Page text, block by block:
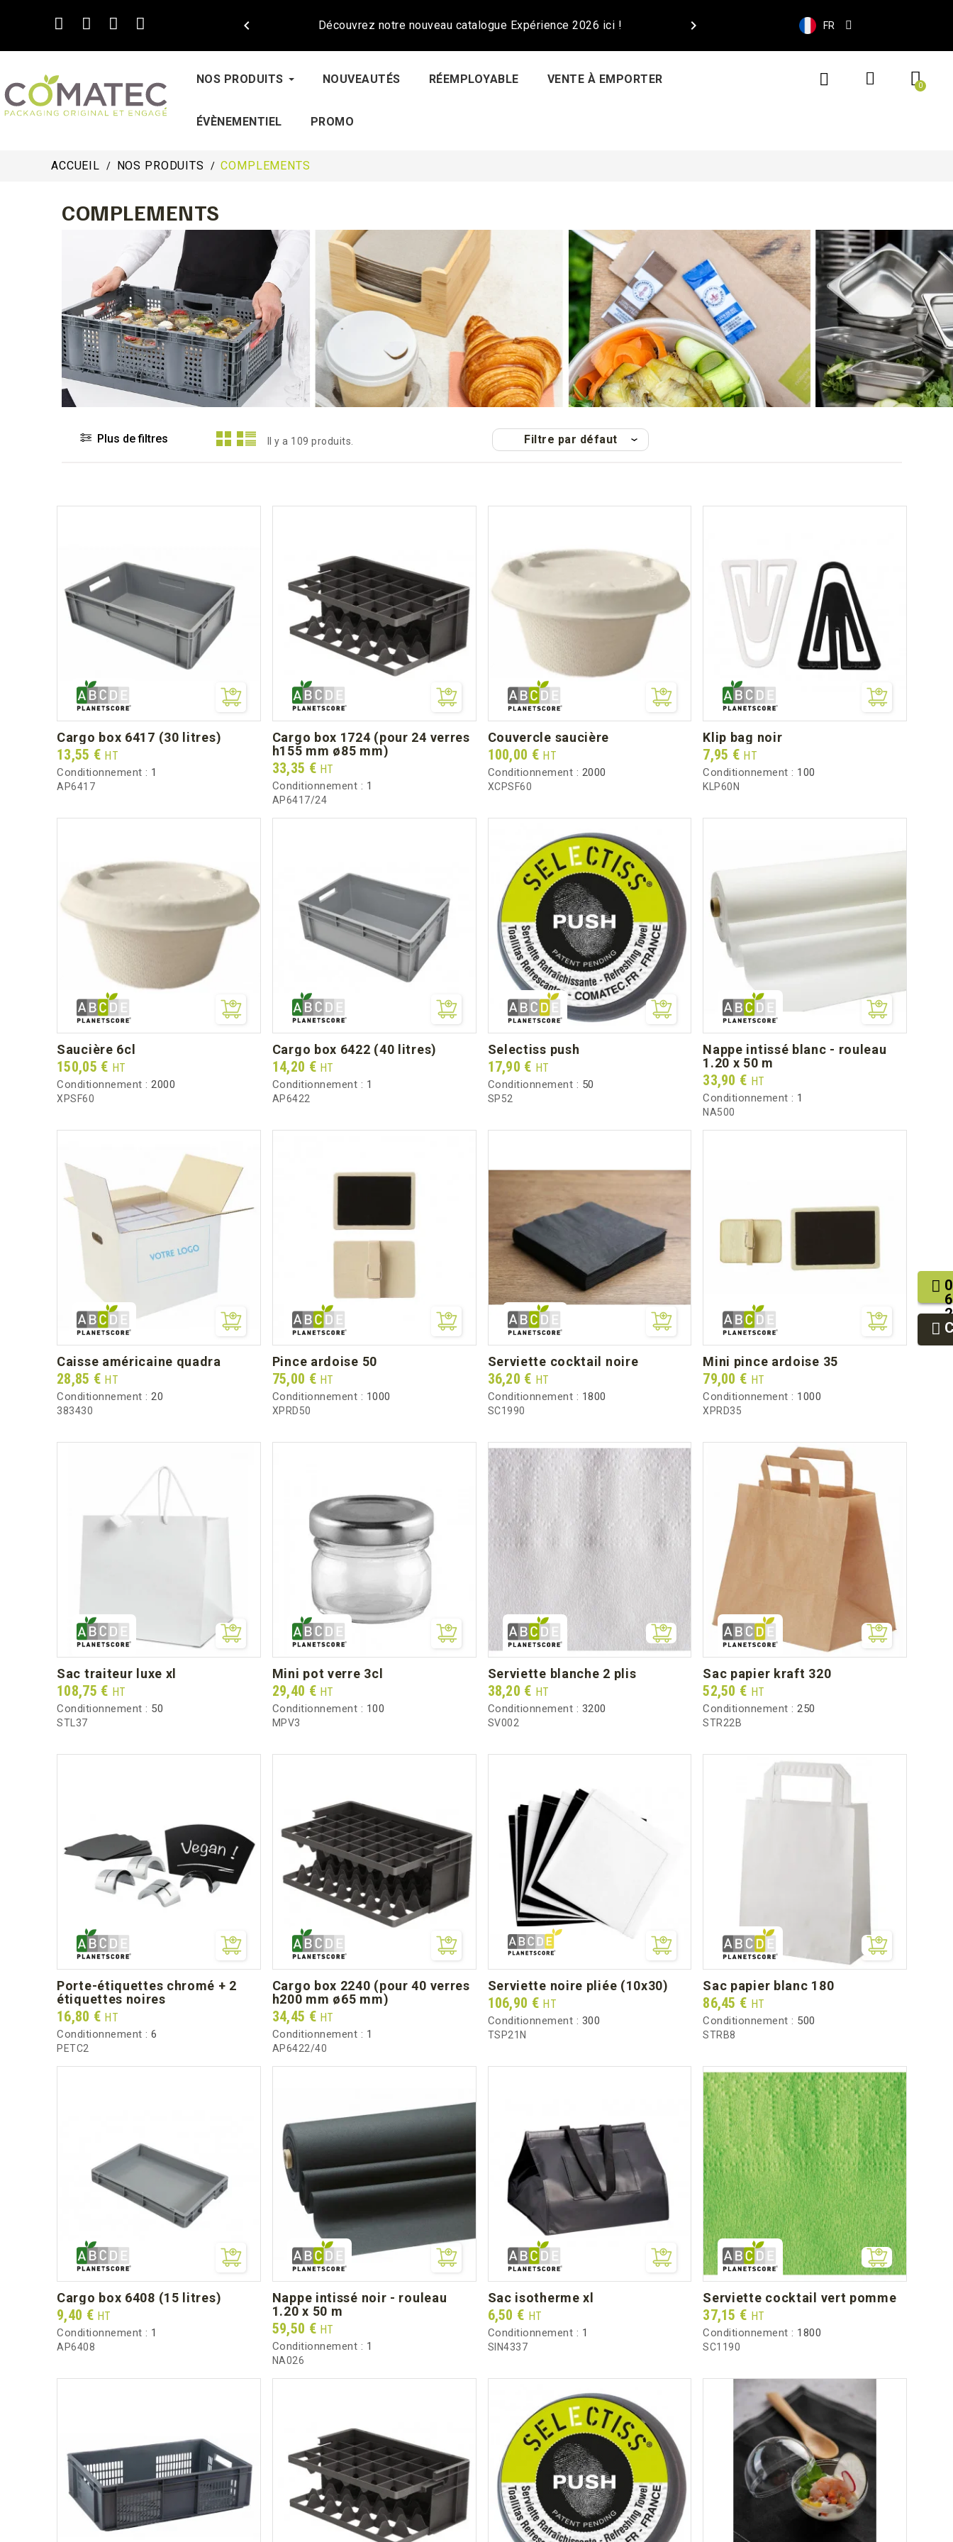
Découvrez notre nouveau catalogue Expérience 2026 ici !
  FR
NOS PRODUITS NOUVEAUTÉS RÉEMPLOYABLE VENTE À EMPORTER
ÉVÈNEMENTIEL PROMO
ACCUEIL NOS PRODUITS COMPLEMENTS
COMPLEMENTS
Plus de filtres Il y a 109 produits. Filtre par défaut
cargo box 6417 (30 litres)
Prix
13,55 € HT
Conditionnement : 1
AP6417
cargo box 1724 (pour 24 verres
h155 mm ø85 mm)
Prix
33,35 € HT
Conditionnement : 1
AP6417/24
couvercle saucière
Prix
100,00 € HT
Conditionnement : 2000
XCPSF60
klip bag noir
Prix
7,95 € HT
Conditionnement : 100
KLP60N
saucière 6cl
Prix
150,05 € HT
Conditionnement : 2000
XPSF60
cargo box 6422 (40 litres)
Prix
14,20 € HT
Conditionnement : 1
AP6422
selectiss push
Prix
17,90 € HT
Conditionnement : 50
SP52
nappe intissé blanc - rouleau
1.20 x 50 m
Prix
33,90 € HT
Conditionnement : 1
NA500
caisse américaine quadra
Prix
28,85 € HT
Conditionnement : 20
383430
pince ardoise 50
Prix
75,00 € HT
Conditionnement : 1000
XPRD50
serviette cocktail noire
Prix
36,20 € HT
Conditionnement : 1800
SC1990
mini pince ardoise 35
Prix
79,00 € HT
Conditionnement : 1000
XPRD35
sac traiteur luxe xl
Prix
108,75 € HT
Conditionnement : 50
STL37
mini pot verre 3cl
Prix
29,40 € HT
Conditionnement : 100
MPV3
serviette blanche 2 plis
Prix
38,20 € HT
Conditionnement : 3200
SV002
sac papier kraft 320
Prix
52,50 € HT
Conditionnement :250
STR22B
porte-étiquettes chromé + 2
étiquettes noires
Prix
16,80 € HT
Conditionnement : 6
PETC2
cargo box 2240 (pour 40 verres
h200 mm ø65 mm)
Prix
34,45 € HT
Conditionnement : 1
AP6422/40
serviette noire pliée (10x30)
Prix
106,90 € HT
Conditionnement : 300
TSP21N
sac papier blanc 180
Prix
86,45 € HT
Conditionnement : 500
STRB8
cargo box 6408 (15 litres)
Prix
9,40 € HT
Conditionnement : 1
AP6408
nappe intissé noir - rouleau
1.20 x 50 m
Prix
59,50 € HT
Conditionnement : 1
NA026
sac isotherme xl
Prix
6,50 € HT
Conditionnement : 1
SIN4337
serviette cocktail vert pomme
Prix
37,15 € HT
Conditionnement : 1800
SC1190